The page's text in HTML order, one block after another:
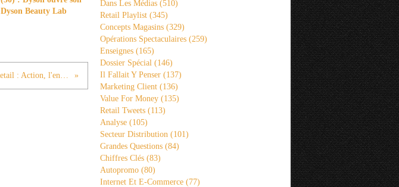
Dyson Beauty Lab
Dans les médias (358) : Republik Retail : Action, l'enseigne coqueluche des Français
Dans Les Médias (510)
Retail Playlist (345)
Concepts Magasins (329)
Opérations Spectaculaires (259)
Enseignes (165)
Dossier Spécial (146)
Il Fallait Y Penser (137)
Marketing Client (136)
Value For Money (135)
Retail Tweets (113)
Analyse (105)
Secteur Distribution (101)
Grandes Questions (84)
Chiffres Clés (83)
Autopromo (80)
Internet Et E-Commerce (77)